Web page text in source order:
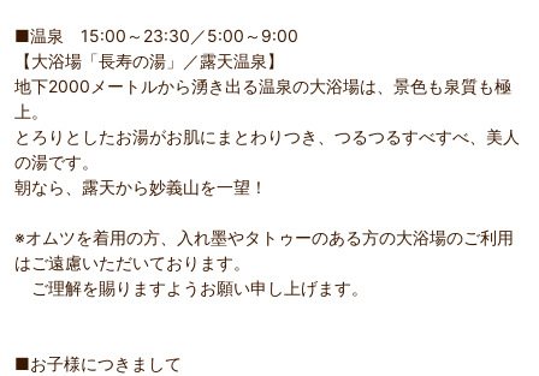
■温泉 15:00～23:30／5:00～9:00
【大浴場「長寿の湯」／露天温泉】
地下2000メートルから湧き出る温泉の大浴場は、景色も泉質も極
上。
とろりとしたお湯がお肌にまとわりつき、つるつるすべすべ、美人
の湯です。
朝なら、露天から妙義山を一望！
※オムツを着用の方、入れ墨やタトゥーのある方の大浴場のご利用
はご遠慮いただいております。
ご理解を賜りますようお願い申し上げます。
■お子様につきまして